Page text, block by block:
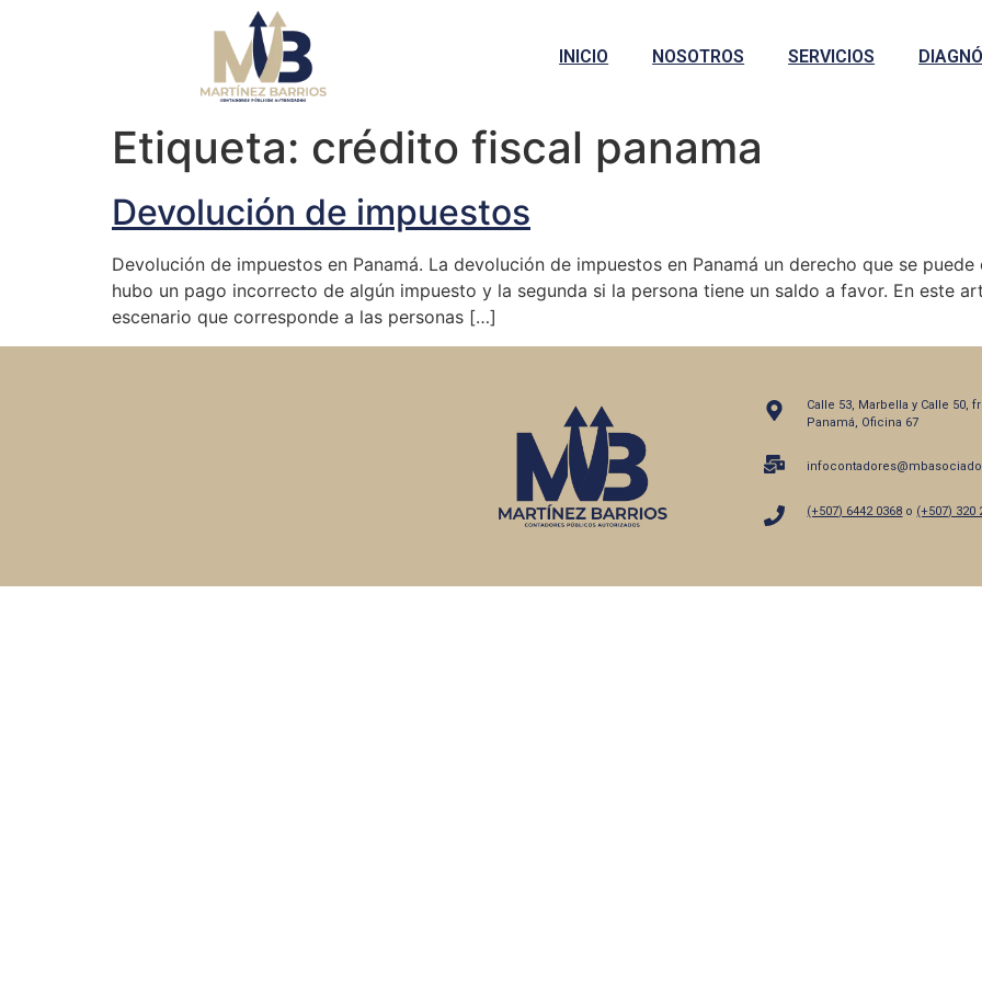
INICIO NOSOTROS SERVICIOS
Etiqueta: crédito fiscal panama
Devolución de impuestos
Devolución de impuestos en Panamá. La devolución de impuestos en Panamá un derecho que se
hubo un pago incorrecto de algún impuesto y la segunda si la persona tiene un saldo a favor. En este
escenario que corresponde a las personas […]
Calle 53, Marbella y Calle 50,
Panamá, Oficina 67
(+507) 6442 0368 o (+507) 320